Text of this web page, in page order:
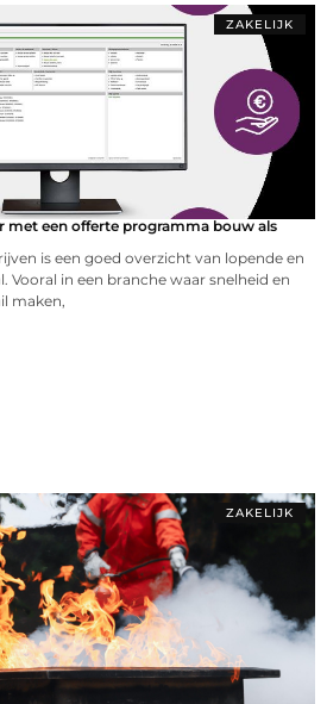
ZAKELIJK
met een offerte programma bouw als
is een goed overzicht van lopende en
Vooral in een branche waar snelheid en
maken,
ZAKELIJK